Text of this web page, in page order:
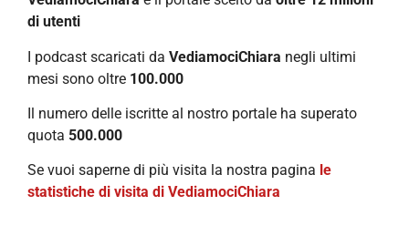
di utenti
I podcast scaricati da VediamociChiara negli ultimi
mesi sono oltre 100.000
Il numero delle iscritte al nostro portale ha superato
quota 500.000
Se vuoi saperne di più visita la nostra pagina le
statistiche di visita di VediamociChiara